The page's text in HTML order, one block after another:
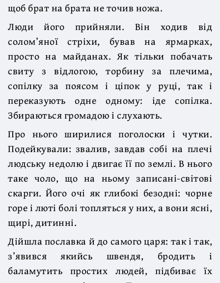
щоб брат на брата не точив ножа.
Люди його прийняли. Він ходив від
солом’яної стріхи, бував на ярмарках,
просто на майданах. Як тільки побачать
свиту з відлогою, торбину за плечима,
сопілку за поясом і ціпок у руці, так і
переказують одне одному: іде сопілка.
Збираються громадою і слухають.
Про нього ширилися поголоски і чутки.
Подейкували: звалив, завдав собі на плечі
людську недолю і двигає її по землі. В нього
таке чоло, що на ньому записані-світові
скарги. Його очі як глибокі безодні: чорне
горе і люті болі топляться у них, а вони ясні,
щирі, дитинні.
Дійшла пославка й до самого царя: так і так,
з’явився якийсь швендя, бродить і
баламутить простих людей, підбиває їх